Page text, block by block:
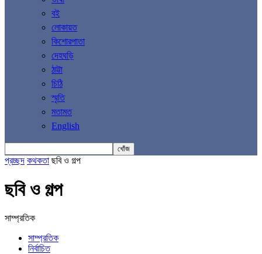
বই
লোকায়ত
কিশোরপাতা
দেহঘড়ি
ঠাট্টা
চিঠি
স্মৃতি
মতামত
English
প্রচ্ছদ কথকতা ছবি ও গল্প
ছবি ও গল্প
সাম্প্রতিক
সাম্প্রতিক
নির্বাচিত